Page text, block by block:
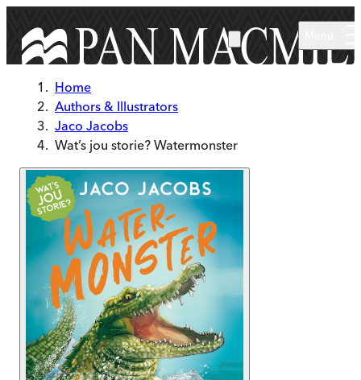
Home
Authors & Illustrators
Jaco Jacobs
Wat’s jou storie? Watermonster